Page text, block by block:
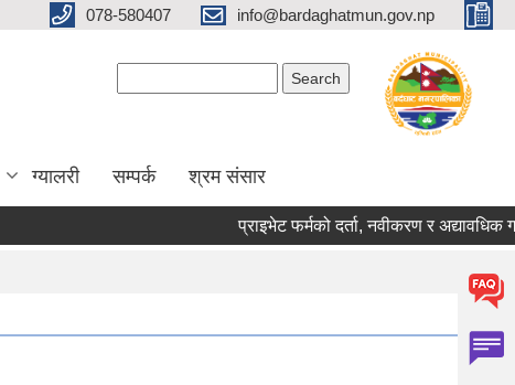
078-580407 info@bardaghatmun.gov.np
ग्यालरी सम्पर्क श्रम संसार
प्राइभेट फर्मको दर्ता, नवीकरण र